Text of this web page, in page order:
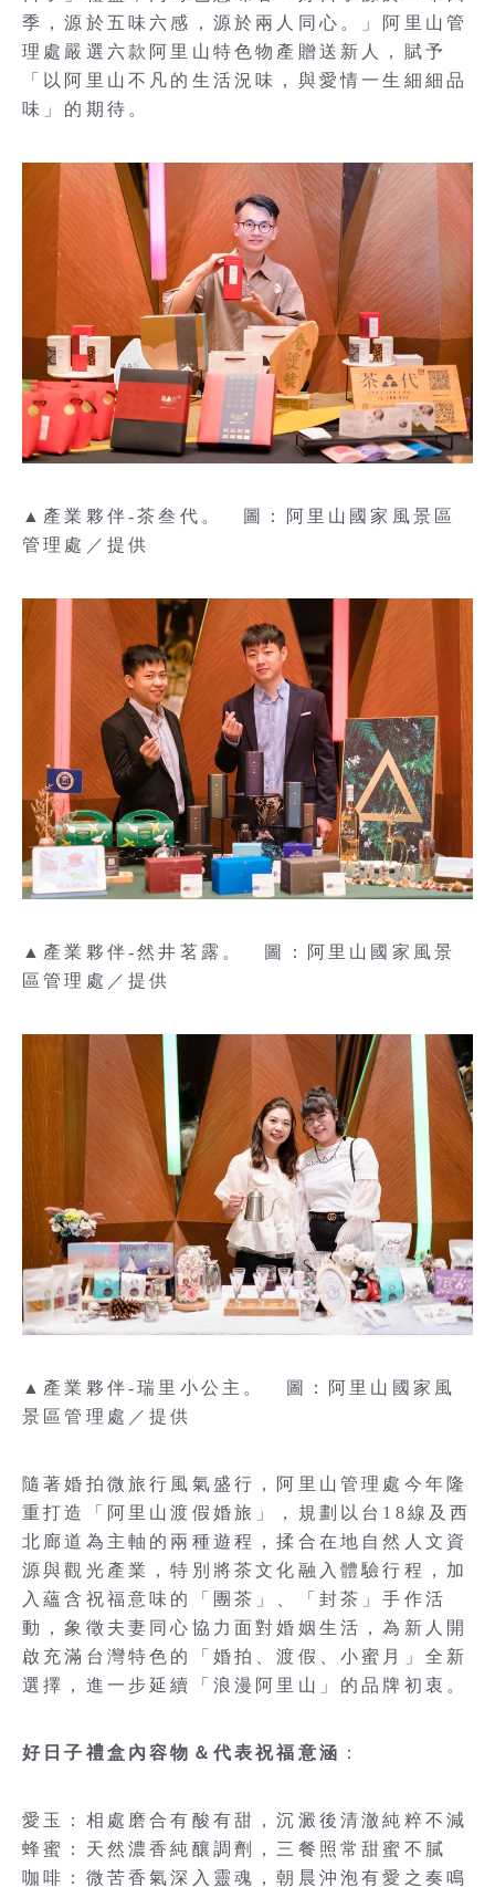
季，源於五味六感，源於兩人同心。」阿里山管
理處嚴選六款阿里山特色物產贈送新人，賦予
「以阿里山不凡的生活況味，與愛情一生細細品
味」的期待。
▲產業夥伴-茶叁代。 圖：阿里山國家風景區
管理處／提供
▲產業夥伴-然井茗露。 圖：阿里山國家風景
區管理處／提供
▲產業夥伴-瑞里小公主。 圖：阿里山國家風
景區管理處／提供
隨著婚拍微旅行風氣盛行，阿里山管理處今年隆
重打造「阿里山渡假婚旅」，規劃以台18線及西
北廊道為主軸的兩種遊程，揉合在地自然人文資
源與觀光產業，特別將茶文化融入體驗行程，加
入蘊含祝福意味的「團茶」、「封茶」手作活
動，象徵夫妻同心協力面對婚姻生活，為新人開
啟充滿台灣特色的「婚拍、渡假、小蜜月」全新
選擇，進一步延續「浪漫阿里山」的品牌初衷。
好日子禮盒內容物＆代表祝福意涵 ：
愛玉：相處磨合有酸有甜，沉澱後清澈純粹不減
蜂蜜：天然濃香純釀調劑，三餐照常甜蜜不膩
咖啡：微苦香氣深入靈魂，朝晨沖泡有愛之奏鳴